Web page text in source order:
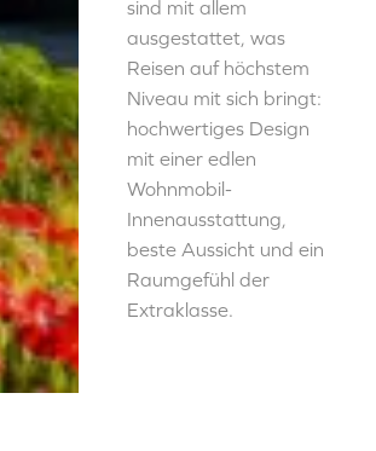
sind mit allem
ausgestattet, was
Reisen auf höchstem
Niveau mit sich bringt:
hochwertiges Design
mit einer edlen
Wohnmobil-
Innenausstattung,
beste Aussicht und ein
Raumgefühl der
Extraklasse.